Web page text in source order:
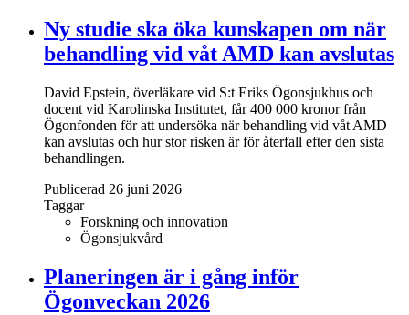
Ny studie ska öka kunskapen om när
behandling vid våt AMD kan avslutas
David Epstein, överläkare vid S:t Eriks Ögonsjukhus och
docent vid Karolinska Institutet, får 400 000 kronor från
Ögonfonden för att undersöka när behandling vid våt AMD
kan avslutas och hur stor risken är för återfall efter den sista
behandlingen.
Publicerad 26 juni 2026
Taggar
Forskning och innovation
Ögonsjukvård
Planeringen är i gång inför
Ögonveckan 2026